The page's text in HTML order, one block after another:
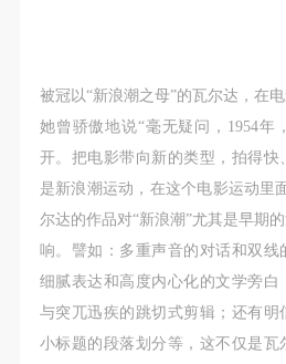
被冠以“新浪潮之母”的瓦尔达，在
她曾骄傲地说“毫无疑问，1954年
开。把电影带向新的类型，拍得快
是新浪潮运动，在这个电影运动里
尔达的作品对“新浪潮”尤其是早期
响。譬如：多重声音的对话和双线
细腻表达和高度内心化的文学旁白
与突兀迅疾的跳切式剪辑；还有明
小标题的段落划分等，这不仅是瓦
励参加者自行购买人身安全保
事故的任何责任，但有互相援
成员应当积极主动的组织实施
身不承担任何法律责任和经济
的人身安全不负有民事及相关
第五条
参加活动者在此次活动期间应
序、维护美术馆场地及展示、
衍生品的安全。活动中一旦因
地、空间、艺术品、衍生品等
励参加者自行购买人身安全保
事故的任何责任，但有互相援
成员应当积极主动的组织实施
身不承担任何法律责任和经济
的人身安全不负有民事及相关
第五条
参加活动者在此次活动期间应
序、维护美术馆场地及展示、
衍生品的安全。活动中一旦因
地、空间、艺术品、衍生品等
励参加者自行购买人身安全保
事故的任何责任，但有互相援
成员应当积极主动的组织实施
身不承担任何法律责任和经济
的人身安全不负有民事及相关
第五条
参加活动者在此次活动期间应
序、维护美术馆场地及展示、
衍生品的安全。活动中一旦因
地、空间、艺术品、衍生品等